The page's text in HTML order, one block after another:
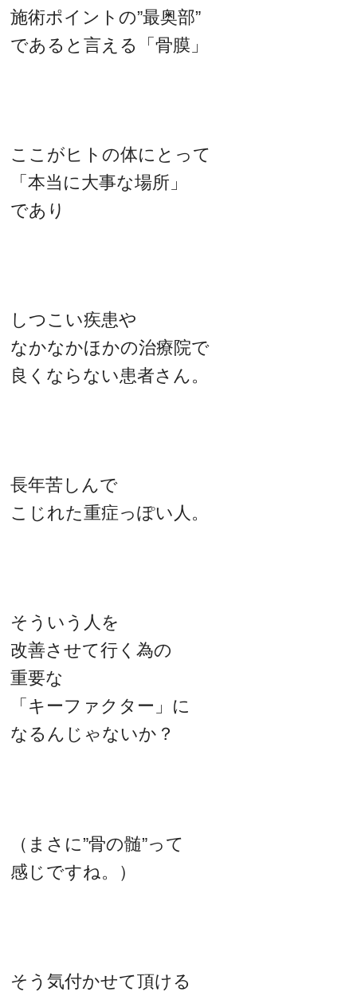
施術ポイントの”最奥部”
であると言える「骨膜」
ここがヒトの体にとって
「本当に大事な場所」
であり
しつこい疾患や
なかなかほかの治療院で
良くならない患者さん。
長年苦しんで
こじれた重症っぽい人。
そういう人を
改善させて行く為の
重要な
「キーファクター」に
なるんじゃないか？
（まさに”骨の髄”って
感じですね。）
そう気付かせて頂ける